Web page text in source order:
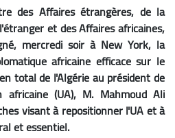
des Affaires étrangères, de la
et des Affaires africaines,
mercredi soir à New York, la
africaine efficace sur le
total de l'Algérie au président de
africaine (UA), M. Mahmoud Ali
visant à repositionner l'UA et à
et essentiel.